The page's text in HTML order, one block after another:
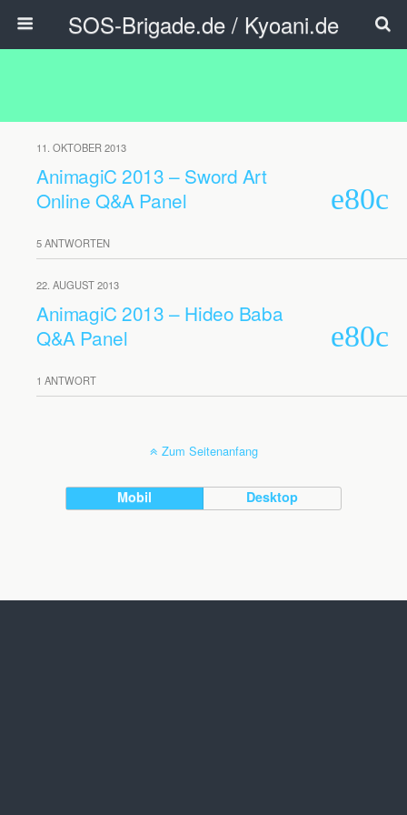
SOS-Brigade.de / Kyoani.de
11. OKTOBER 2013
AnimagiC 2013 – Sword Art
Online Q&A Panel
5 ANTWORTEN
22. AUGUST 2013
AnimagiC 2013 – Hideo Baba
Q&A Panel
1 ANTWORT
Zum Seitenanfang
Mobil Desktop